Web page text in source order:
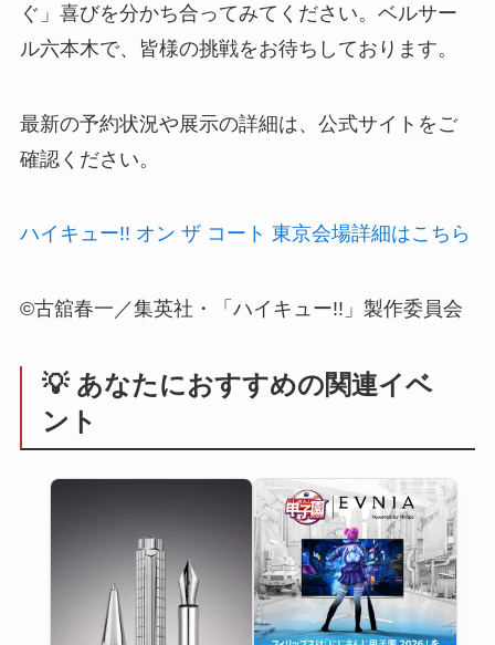
ぐ」喜びを分かち合ってみてください。ベルサー
ル六本木で、皆様の挑戦をお待ちしております。
最新の予約状況や展示の詳細は、公式サイトをご
確認ください。
ハイキュー!! オン ザ コート 東京会場詳細はこちら
©古舘春一／集英社・「ハイキュー!!」製作委員会
💡 あなたにおすすめの関連イベ
ント